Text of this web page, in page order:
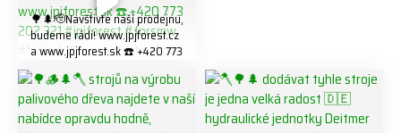
🌳🌲🫡Navštivte naší prodejnu,
budeme rádi! www.jpjforest.cz
a www.jpjforest.sk ☎️ +420 773
#biojack #regon #vahvajussi